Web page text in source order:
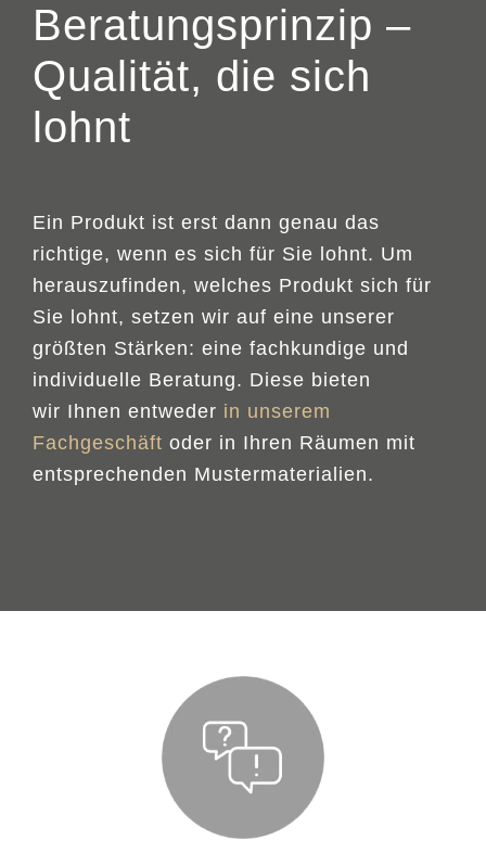
Beratungsprinzip –
Qualität, die sich
lohnt
Ein Produkt ist erst dann genau das
richtige, wenn es sich für Sie lohnt. Um
herauszufinden, welches Produkt sich für
Sie lohnt, setzen wir auf eine unserer
größten Stärken: eine fachkundige und
individuelle Beratung. Diese bieten
wir Ihnen entweder in unserem
Fachgeschäft oder in Ihren Räumen mit
entsprechenden Mustermaterialien.